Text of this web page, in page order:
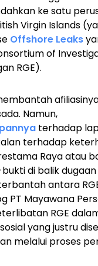
ke satu
Virgin Islands
Offshore Leaks
of
RGE).
Namun,
terhadap
terhadap
Raya atau
di balik
antara
PT Mayawana
RGE
yang justru
melalui proses